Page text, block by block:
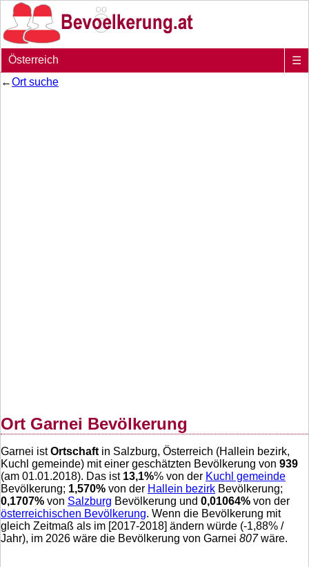
Österreich
☰
←Ort suche
Ort Garnei Bevölkerung
Garnei istOrtschaft in Salzburg, Österreich (Hallein bezirk,
Kuchl gemeinde) mit einer geschätzten Bevölkerung von 939
(am 01.01.2018). Das ist 13,1%% von der Kuchl gemeinde
Bevölkerung; 1,570% von der Hallein bezirk Bevölkerung;
0,1707% von Salzburg Bevölkerung und 0,01064% von der
österreichischen Bevölkerung. Wenn die Bevölkerung mit
gleich Zeitmaß als im [2017-2018] ändern würde (-1,88% /
Jahr), im 2026 wäre die Bevölkerung von Garnei 807wäre.